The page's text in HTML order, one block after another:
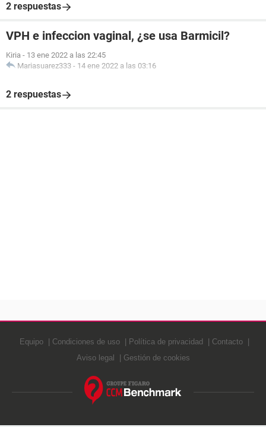
2 respuestas
VPH e infeccion vaginal, ¿se usa Barmicil?
Kiria - 13 ene 2022 a las 22:45
Mariasuarez333 - 14 ene 2022 a las 03:16
2 respuestas
Equipo Condiciones de uso Política de privacidad
Contacto
Aviso legal
Gestión de cookies